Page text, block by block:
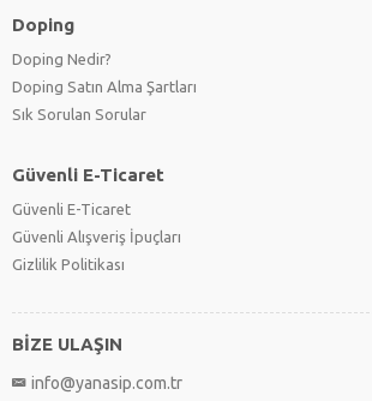
Doping
Doping Nedir?
Doping Satın Alma Şartları
Sık Sorulan Sorular
Güvenli E-Ticaret
Güvenli E-Ticaret
Güvenli Alışveriş İpuçları
Gizlilik Politikası
BİZE ULAŞIN
info@yanasip.com.tr